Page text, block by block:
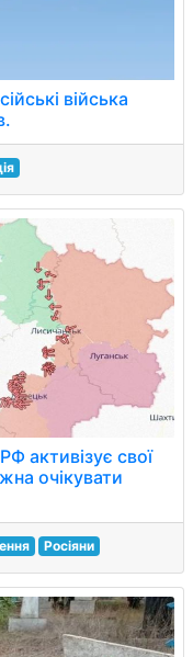
війська
активізує свої
очікувати
Росіяни